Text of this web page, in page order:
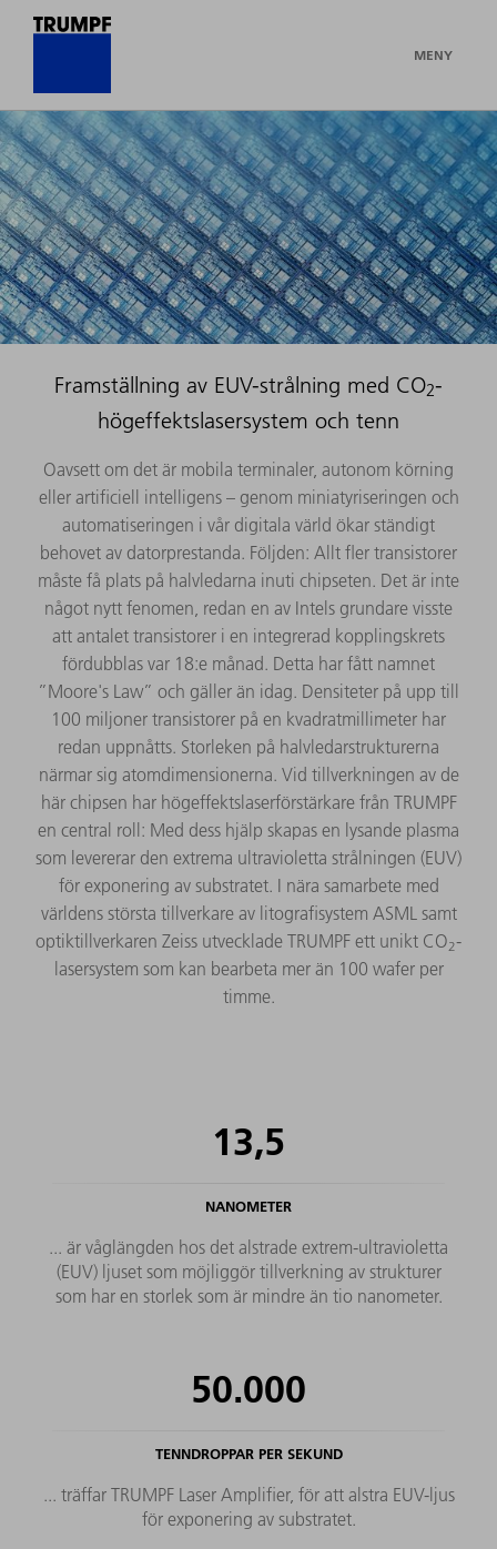
MENY
Framställning av EUV-strålning med CO2-
högeffektslasersystem och tenn
Oavsett om det är mobila terminaler, autonom körning
eller artificiell intelligens – genom miniatyriseringen och
automatiseringen i vår digitala värld ökar ständigt
behovet av datorprestanda. Följden: Allt fler transistorer
måste få plats på halvledarna inuti chipseten. Det är inte
något nytt fenomen, redan en av Intels grundare visste
att antalet transistorer i en integrerad kopplingskrets
fördubblas var 18:e månad. Detta har fått namnet
”Moore's Law” och gäller än idag. Densiteter på upp till
100 miljoner transistorer på en kvadratmillimeter har
redan uppnåtts. Storleken på halvledarstrukturerna
närmar sig atomdimensionerna. Vid tillverkningen av de
här chipsen har högeffektslaserförstärkare från TRUMPF
en central roll: Med dess hjälp skapas en lysande plasma
som levererar den extrema ultravioletta strålningen (EUV)
för exponering av substratet. I nära samarbete med
världens största tillverkare av litografisystem ASML samt
optiktillverkaren Zeiss utvecklade TRUMPF ett unikt CO2-
lasersystem som kan bearbeta mer än 100 wafer per
timme.
13,5
NANOMETER
... är våglängden hos det alstrade extrem-ultravioletta
(EUV) ljuset som möjliggör tillverkning av strukturer
som har en storlek som är mindre än tio nanometer.
50.000
TENNDROPPAR PER SEKUND
... träffar TRUMPF Laser Amplifier, för att alstra EUV-ljus
för exponering av substratet.